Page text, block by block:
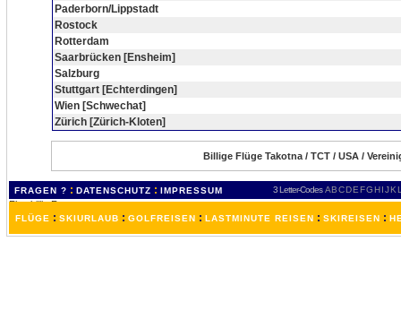
Paderborn/Lippstadt
Rostock
Rotterdam
Saarbrücken [Ensheim]
Salzburg
Stuttgart [Echterdingen]
Wien [Schwechat]
Zürich [Zürich-Kloten]
Billige Flüge Takotna / TCT / USA /
FRAGEN ? : DATENSCHUTZ : IMPRESSUM 3 Letter-Codes ABCDEFGH IJKL
FLÜGE : SKIURLAUB : GOLFREISEN : LASTMINUTE REISEN : SKIREISEN :